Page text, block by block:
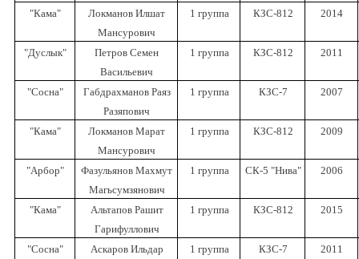
"Кама"
Локманов Илшат
Мансурович
1 группа КЗС-812 2014
"Дуслык"
Петров Семен
Васильевич
1 группа КЗС-812 2011
"Сосна"
Габдрахманов Раяз
Разяпович
1 группа КЗС-7 2007
"Кама"
Локманов Марат
Мансурович
1 группа КЗС-812 2009
"Арбор"
Фазульянов Махмут
Магьсумзянович
1 группа СК-5 "Нива" 2006
"Кама"
Альтапов Рашит
Гарифуллович
1 группа КЗС-812 2015
"Сосна"
Аскаров Ильдар
1 группа КЗС-7 2011